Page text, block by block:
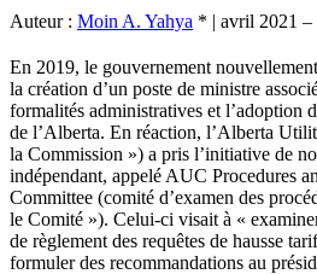
Auteur : Moin A. Yahya * avril 2021 –
En 2019, le gouvernement
la création d’un poste de ministre
formalités administratives et l’adoption
de l’Alberta. En réaction, l’Alberta
la Commission ») a pris l’initiative de
indépendant, appelé AUC Procedures
Committee (comité d’examen des
le Comité »). Celui-ci visait à «
de règlement des requêtes de hausse
formuler des recommandations au